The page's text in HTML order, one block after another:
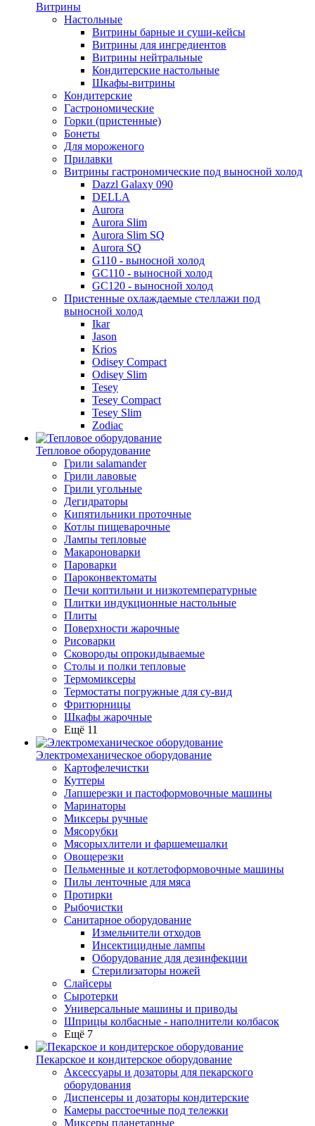
Витрины
Настольные
Витрины барные и суши-кейсы
Витрины для ингредиентов
Витрины нейтральные
Кондитерские настольные
Шкафы-витрины
Кондитерские
Гастрономические
Горки (пристенные)
Бонеты
Для мороженого
Прилавки
Витрины гастрономические под выносной холод
Dazzl Galaxy 090
DELLA
Aurora
Aurora Slim
Aurora Slim SQ
Aurora SQ
G110 - выносной холод
GC110 - выносной холод
GC120 - выносной холод
Пристенные охлаждаемые стеллажи под
выносной холод
Ikar
Jason
Krios
Odisey Compact
Odisey Slim
Tesey
Tesey Compact
Tesey Slim
Zodiac
Тепловое оборудование
Грили salamander
Грили лавовые
Грили угольные
Дегидраторы
Кипятильники проточные
Котлы пищеварочные
Лампы тепловые
Макароноварки
Пароварки
Пароконвектоматы
Печи коптильни и низкотемпературные
Плитки индукционные настольные
Плиты
Поверхности жарочные
Рисоварки
Сковороды опрокидываемые
Столы и полки тепловые
Термомиксеры
Термостаты погружные для су-вид
Фритюрницы
Шкафы жарочные
Ещё 11
Электромеханическое оборудование
Картофелечистки
Куттеры
Лапшерезки и пастоформовочные машины
Маринаторы
Миксеры ручные
Мясорубки
Мясорыхлители и фаршемешалки
Овощерезки
Пельменные и котлетоформовочные машины
Пилы ленточные для мяса
Протирки
Рыбочистки
Санитарное оборудование
Измельчители отходов
Инсектицидные лампы
Оборудование для дезинфекции
Стерилизаторы ножей
Слайсеры
Сыротерки
Универсальные машины и приводы
Шприцы колбасные - наполнители колбасок
Ещё 7
Пекарское и кондитерское оборудование
Аксессуары и дозаторы для пекарского
оборудования
Диспенсеры и дозаторы кондитерские
Камеры расстоечные под тележки
Миксеры планетарные